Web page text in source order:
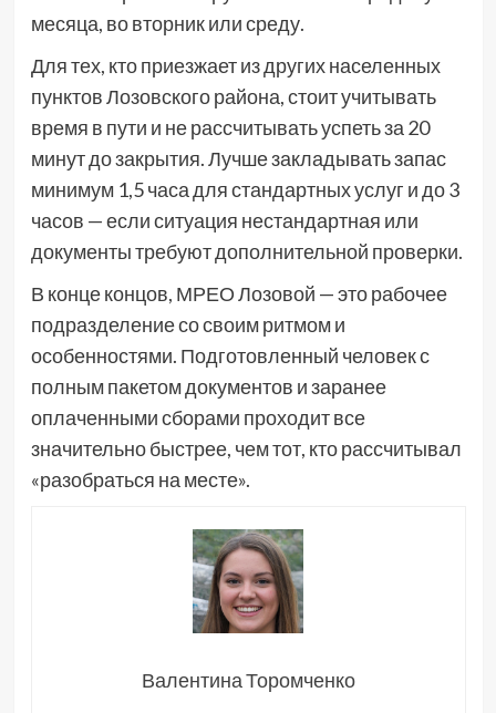
месяца, во вторник или среду.
Для тех, кто приезжает из других населенных
пунктов Лозовского района, стоит учитывать
время в пути и не рассчитывать успеть за 20
минут до закрытия. Лучше закладывать запас
минимум 1,5 часа для стандартных услуг и до 3
часов — если ситуация нестандартная или
документы требуют дополнительной проверки.
В конце концов, МРЕО Лозовой — это рабочее
подразделение со своим ритмом и
особенностями. Подготовленный человек с
полным пакетом документов и заранее
оплаченными сборами проходит все
значительно быстрее, чем тот, кто рассчитывал
«разобраться на месте».
Валентина Торомченко